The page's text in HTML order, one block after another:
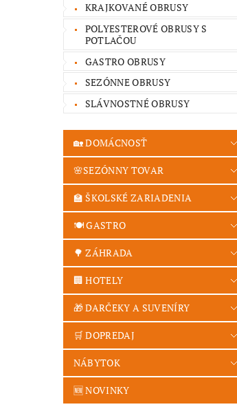
KRAJKOVANÉ OBRUSY
POLYESTEROVÉ OBRUSY S
POTLAČOU
GASTRO OBRUSY
SEZÓNNE OBRUSY
SLÁVNOSTNÉ OBRUSY
🏡 DOMÁCNOSŤ
🌸SEZÓNNY TOVAR
🏫 ŠKOLSKÉ ZARIADENIA
🍽️ GASTRO
🌳 ZÁHRADA
🏢 HOTELY
🎁 DARČEKY A SUVENÍRY
🛒 DOPREDAJ
NÁBYTOK
🆕 NOVINKY